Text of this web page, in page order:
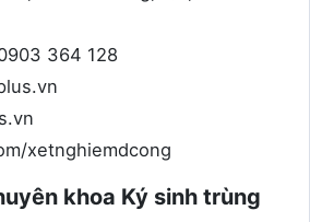
364 128
xetnghiemdcong
khoa Ký sinh trùng